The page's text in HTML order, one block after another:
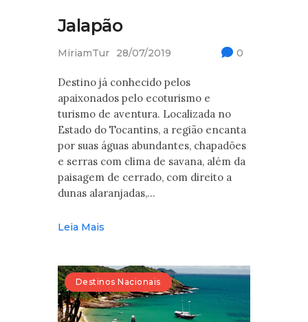
Jalapão
MiriamTur 28/07/2019 0
Destino já conhecido pelos
apaixonados pelo ecoturismo e
turismo de aventura. Localizada no
Estado do Tocantins, a região encanta
por suas águas abundantes, chapadões
e serras com clima de savana, além da
paisagem de cerrado, com direito a
dunas alaranjadas,…
Leia Mais
Destinos Nacionais